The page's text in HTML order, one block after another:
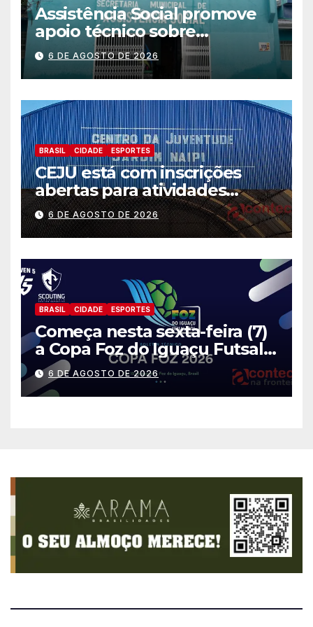
Assistência Social promove
apoio técnico sobre
preparação e resposta a
situações de emergência e
calamidade pública
6 DE AGOSTO DE 2026
BRASIL CIDADE ESPORTES
CEJU está com inscrições
abertas para atividades
gratuitas
6 DE AGOSTO DE 2026
BRASIL CIDADE ESPORTES
Começa nesta sexta-feira (7)
a Copa Foz do Iguaçu Futsal
2026 com equipes de quatro
países
6 DE AGOSTO DE 2026